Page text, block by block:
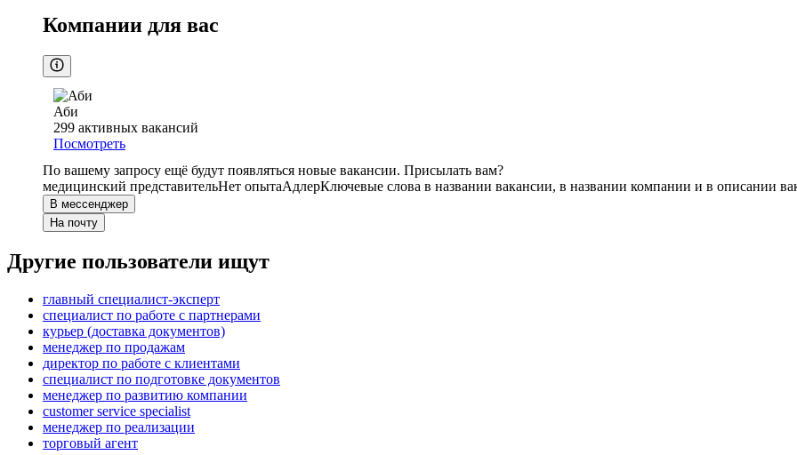
Компании для вас
Аби
299 активных вакансий
Посмотреть
По вашему запросу ещё будут появляться новые вакансии. Присылать вам?
медицинский представительНет опытаАдлерКлючевые слова в названии вакансии, в названии компании и в описании
В мессенджер
На почту
Другие пользователи ищут
главный специалист-эксперт
специалист по работе с партнерами
курьер (доставка документов)
менеджер по продажам
директор по работе с клиентами
специалист по подготовке документов
менеджер по развитию компании
customer service specialist
менеджер по реализации
торговый агент